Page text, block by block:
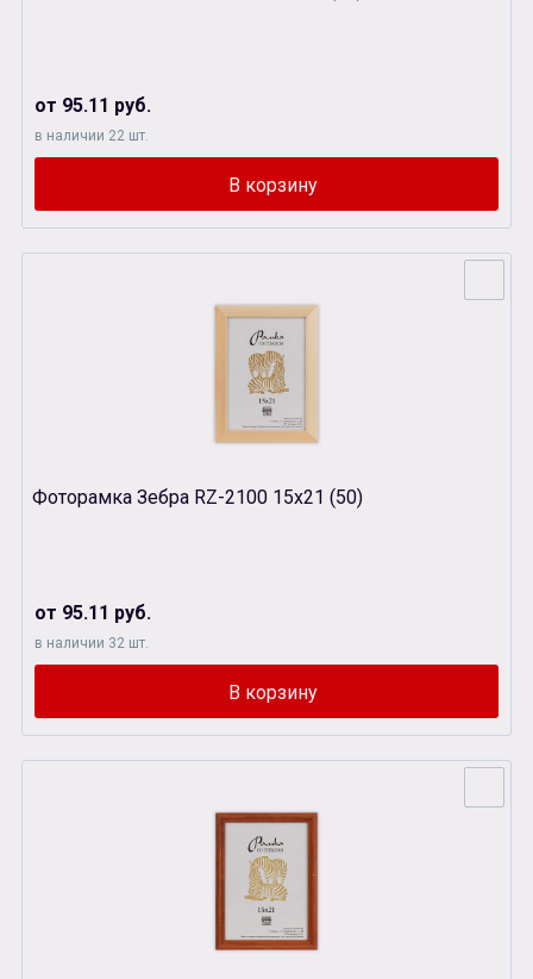
от 95.11 руб.
в наличии 22 шт.
Фоторамка Зебра RZ-2100 15х21 (50)
от 95.11 руб.
в наличии 32 шт.